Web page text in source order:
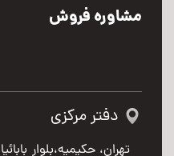
مشاوره فروش
دفتر مرکزی
تهران، حکیمیه،بلوار